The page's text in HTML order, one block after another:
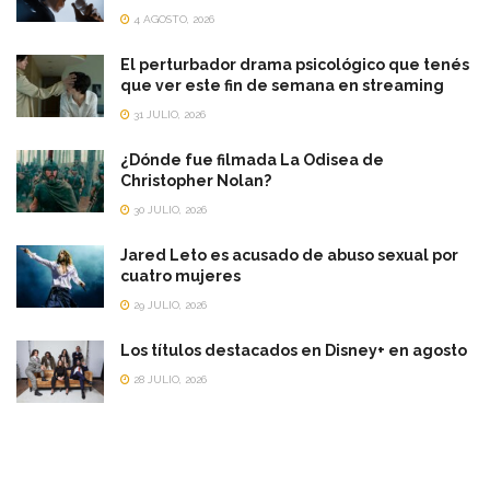
4 AGOSTO, 2026
El perturbador drama psicológico que tenés
que ver este fin de semana en streaming
31 JULIO, 2026
¿Dónde fue filmada La Odisea de
Christopher Nolan?
30 JULIO, 2026
Jared Leto es acusado de abuso sexual por
cuatro mujeres
29 JULIO, 2026
Los títulos destacados en Disney+ en agosto
28 JULIO, 2026